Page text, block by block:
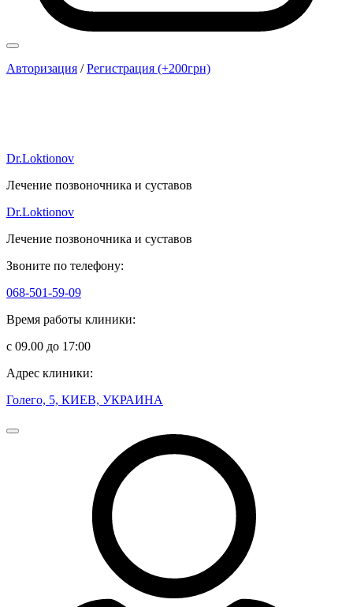
Авторизация /Регистрация (+200грн)
Dr.Loktionov
Лечение позвоночника и суставов
Dr.Loktionov
Лечение позвоночника и суставов
Звоните по телефону:
068-501-59-09
Время работы клиники:
с 09.00 до 17:00
Адрес клиники:
Голего, 5, КИЕВ, УКРАИНА